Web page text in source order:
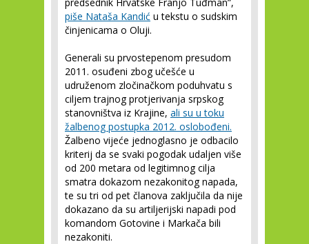
piše Nataša Kandić u tekstu o sudskim
činjenicama o Oluji.
Generali su prvostepenom presudom
2011. osuđeni zbog učešće u
udruženom zločinačkom poduhvatu s
ciljem trajnog protjerivanja srpskog
stanovništva iz Krajine, ali su u toku
žalbenog postupka 2012. oslobođeni.
Žalbeno vijeće jednoglasno je odbacilo
kriterij da se svaki pogodak udaljen više
od 200 metara od legitimnog cilja
smatra dokazom nezakonitog napada,
te su tri od pet članova zaključila da nije
dokazano da su artiljerijski napadi pod
komandom Gotovine i Markača bili
nezakoniti.